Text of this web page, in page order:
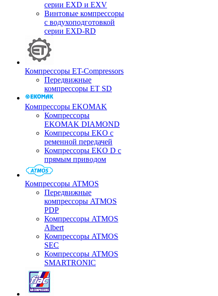
серии EXD и EXV
Винтовые компрессоры
с водухоподготовкой
серии EXD-RD
Компрессоры ET-Compressors
Передвижные
компрессоры ET SD
Компрессоры EKOMAK
Компрессоры
EKOMAK DIAMOND
Компрессоры EKO c
ременной передачей
Компрессоры EKO D с
прямым приводом
Компрессоры ATMOS
Передвижные
компрессоры ATMOS
PDP
Компрессоры ATMOS
Albert
Компрессоры ATMOS
SEC
Компрессоры ATMOS
SMARTRONIC